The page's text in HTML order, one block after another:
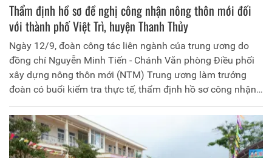
Thẩm định hồ sơ đề nghị công nhận nông thôn mới đối
với thành phố Việt Trì, huyện Thanh Thủy
Ngày 12/9, đoàn công tác liên ngành của trung ương do
đồng chí Nguyễn Minh Tiến - Chánh Văn phòng Điều phối
xây dựng nông thôn mới (NTM) Trung ương làm trưởng
đoàn có buổi kiểm tra thực tế, thẩm định hồ sơ công nhận
thành phố Việt Trì hoàn thành xây dựng NTM, huyện
Thanh Thủy đạt chuẩn NTM.